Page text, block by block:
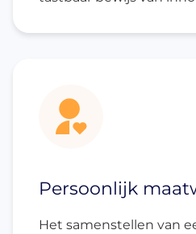
Persoonlijk
Het samenstellen van